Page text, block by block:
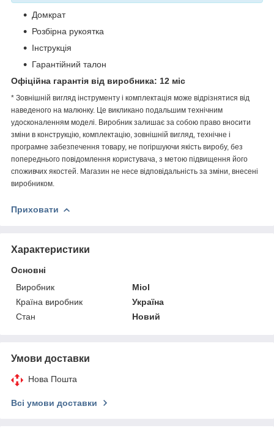
Домкрат
Розбірна рукоятка
Інструкція
Гарантійний талон
Офіційна гарантія від виробника: 12 міс
* Зовнішній вигляд інструменту і комплектація може відрізнятися від
наведеного на малюнку. Це викликано подальшим технічним
удосконаленням моделі. Виробник залишає за собою право вносити
зміни в конструкцію, комплектацію, зовнішній вигляд, технічне і
програмне забезпечення товару, не погіршуючи якість виробу, без
попереднього повідомлення користувача, з метою підвищення його
споживчих якостей. Магазин не несе відповідальність за зміни, внесені
виробником.
Приховати
Характеристики
Основні
Виробник
Miol
Країна виробник
Україна
Стан
Новий
Умови доставки
Нова Пошта
Всі умови доставки